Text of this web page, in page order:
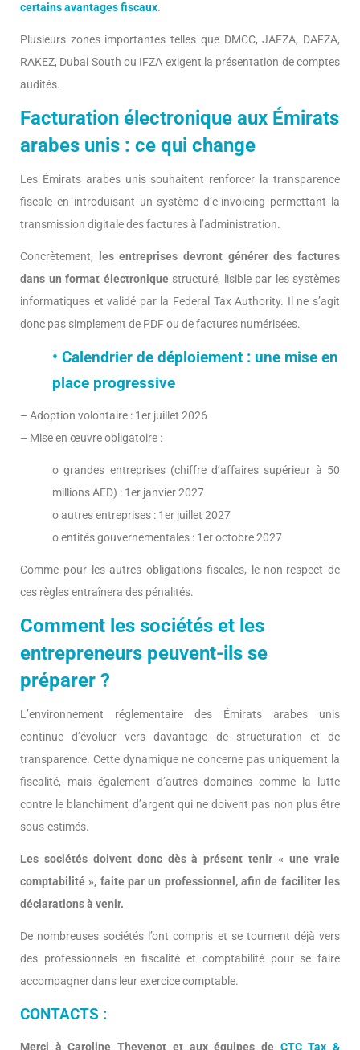
certains avantages fiscaux.
Plusieurs zones importantes telles que DMCC, JAFZA, DAFZA,
RAKEZ, Dubai South ou IFZA exigent la présentation de comptes
audités.
Facturation électronique aux Émirats
arabes unis : ce qui change
Les Émirats arabes unis souhaitent renforcer la transparence
fiscale en introduisant un système d’e-invoicing permettant la
transmission digitale des factures à l’administration.
Concrètement,
les entreprises devront générer des factures
dans un format électroniquestructuré, lisible par les systèmes
informatiques et validé par la Federal Tax Authority. Il ne s’agit
donc pas simplement de PDF ou de factures numérisées.
• Calendrier de déploiement : une mise en
place progressive
– Adoption volontaire : 1er juillet 2026
– Mise en œuvre obligatoire :
o grandes entreprises (chiffre d’affaires supérieur à 50
millions AED) : 1er janvier 2027
o autres entreprises : 1er juillet 2027
o entités gouvernementales : 1er octobre 2027
Comme pour les autres obligations fiscales, le non-respect de
ces règles entraînera des pénalités.
Comment les sociétés et les
entrepreneurs peuvent-ils se
préparer ?
L’environnement réglementaire des Émirats arabes unis
continue d’évoluer vers davantage de structuration et de
transparence. Cette dynamique ne concerne pas uniquement la
fiscalité, mais également d’autres domaines comme la lutte
contre le blanchiment d’argent qui ne doivent pas non plus être
sous-estimés.
Les sociétés doivent donc dès à présent tenir « une vraie
comptabilité », faite par un professionnel, afin de faciliter les
déclarations à venir.
De nombreuses sociétés l’ont compris et se tournent déjà vers
des professionnels en fiscalité et comptabilité pour se faire
accompagner dans leur exercice comptable.
CONTACTS :
Merci à Caroline Thevenot et aux équipes de CTC Tax &